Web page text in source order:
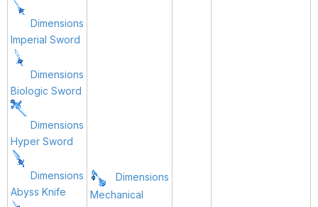
Dimensions
Imperial Sword
Dimensions
Biologic Sword
Dimensions
Hyper Sword
Dimensions
Abyss Knife
Dimensions
Mechanical